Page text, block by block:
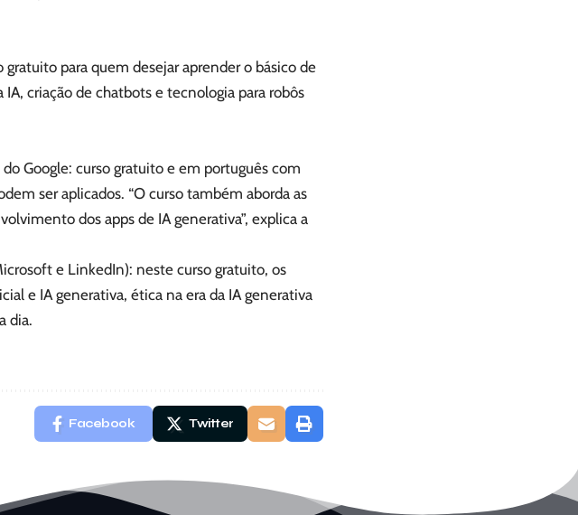
para quem desejar aprender o básico de
criação de chatbots e tecnologia para robôs
Google: curso gratuito e em português com
ser aplicados. “O curso também aborda as
dos apps de IA generativa”, explica a
e LinkedIn): neste curso gratuito, os
e IA generativa, ética na era da IA generativa
dia.
Facebook Twitter